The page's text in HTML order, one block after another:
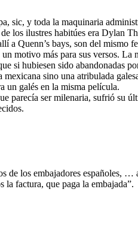
sic, y toda la maquinaria
los ilustres habitúes era Dylan
a Quenn’s bays, son del
motivo más para sus versos.
si hubiesen sido abandonadas
sino una atribulada
un galés en la misma película.
parecía ser milenaria, sufrió su
de los embajadores españoles,
factura, que paga la embajada”.